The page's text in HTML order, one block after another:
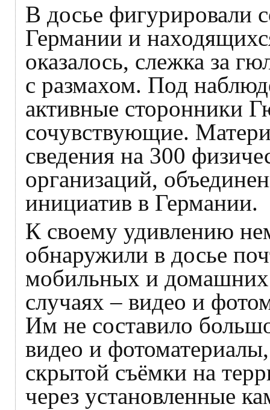
В досье фигурировали
Германии и
оказалось, слежка за
с размахом. Под
активные сторонники
сочувствующие.
сведения на 300
организаций,
инициатив в Германии.
К своему удивлению
обнаружили в досье
мобильных и
случаях – видео и
Им не составило
видео и
скрытой съёмки на
через установленные